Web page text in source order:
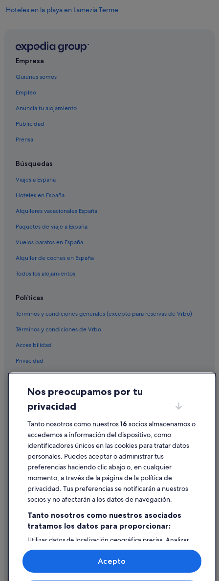
Hoteles en la playa en Lamezia Terme
Posadas en Lamezia Terme
Villas en Sibari
Cabañas en Crotona
Hoteles de 4 estrellas en Crotona
Tropea hoteles
Independent hoteles en Crotona
Pousadas en Crotona
Casas privadas de vacaciones en Melissa
Ranchos en Crotona
Apartamentos en Isola di Capo Rizzuto
Castillos en Crotona
Apartamentos en Sibari
Hoteles LGTBQIA en Lamezia Terme
Hoteles de 3 estrellas en Lamezia Terme
Apartamentos en Martone
Apartamentos en Crotona
Best Western hoteles en Crotona
Hoteles de 5 estrellas en Diamante
B&B en Tropea
Campings de caravanas en Crotona
Complejos turísticos en Tropea
B&B en Scilla
Hoteles cápsula en Crotona
Casas de huéspedes en Cosenza
Hoteles de 3 estrellas en Tropea
Cruceros en Tropea
Independent hoteles en Lamezia Terme
Melito di Porto Salvo hoteles
Sibari hoteles
Empresa
Quiénes somos
Empleo
Anuncia tu alojamiento
Publicidad
Prensa
Búsquedas
Viajes a España
Hoteles en España
Alquileres vacacionales España
Paquetes de viaje a España
Vuelos baratos en España
Alquiler de coches en España
Todos los alojamientos
Políticas
Términos y condiciones generales (excepto para reservas de Vrbo)
Términos y condiciones de Vrbo
Accesibilidad
Privacidad
Condiciones de uso
Información legal/contacto
Pautas sobre el contenido y cómo denunciar contenido
Ayuda
Cancelar un vuelo
Cancelar una reserva de hotel o de un alquiler vacacional
Utilizar un cupón de Expedia
Documentos para viajes internacionales
Nos preocupamos por tu
privacidad
Tanto nosotros como nuestros16 socios almacenamos o
accedemos a información del dispositivo, como
identificadores únicos en las cookies para tratar datos
personales. Puedes aceptar o administrar tus
preferencias haciendo clic abajo o, en cualquier
momento, a través de la página de la política de
privacidad. Tus preferencias se notificarán a nuestros
socios y no afectarán a los datos de navegación.
Tanto nosotros como nuestros asociados
tratamos los datos para proporcionar:
Utilizar datos de localización geográfica precisa. Analizar
activamente las características del dispositivo para su
identificación. Almacenar la información en un dispositivo
y/o acceder a ella. Publicidad y contenido personalizados,
medición de publicidad y contenido, investigación de
Acepto